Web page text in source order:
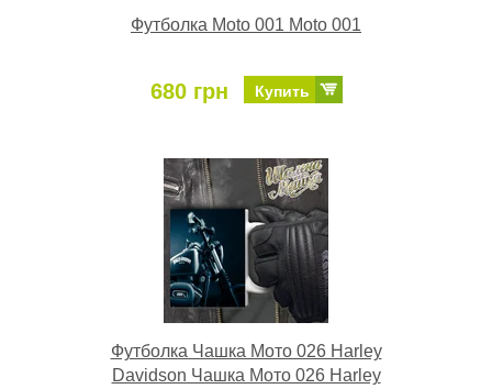
Футболка Moto 001 Moto 001
680 грн Купить
Футболка Чашка Мото 026 Harley
Davidson Чашка Мото 026 Harley